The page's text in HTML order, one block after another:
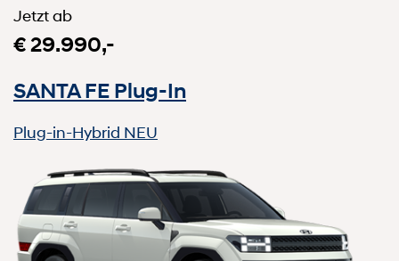
Jetzt ab
€ 29.990,-
SANTA FE Plug-In
Plug-in-Hybrid NEU